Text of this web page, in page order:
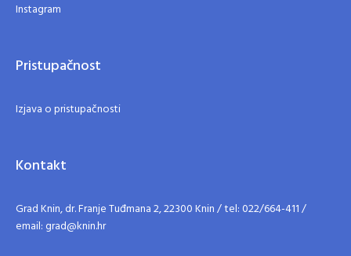
Instagram
Pristupačnost
Izjava o pristupačnosti
Kontakt
Grad Knin, dr. Franje Tuđmana 2, 22300 Knin / tel: 022/664-411 /
email: grad@knin.hr